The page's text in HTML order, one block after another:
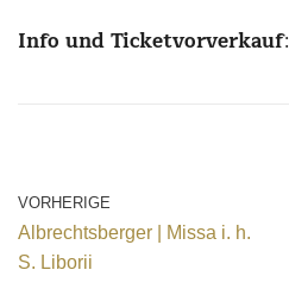
Info und Ticketvorverkauf:
VORHERIGE
Albrechtsberger | Missa i. h.
S. Liborii